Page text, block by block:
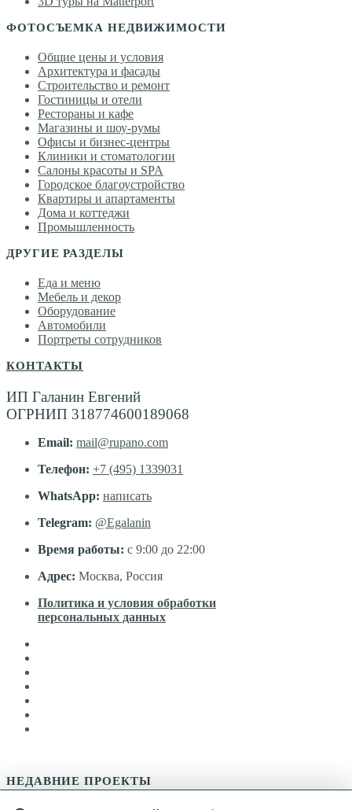
ФОТОСЪЕМКА НЕДВИЖИМОСТИ
Общие цены и условия
Архитектура и фасады
Строительство и ремонт
Гостиницы и отели
Рестораны и кафе
Магазины и шоу-румы
Офисы и бизнес-центры
Клиники и стоматологии
Салоны красоты и SPA
Городское благоустройство
Квартиры и апартаменты
Дома и коттеджи
Промышленность
ДРУГИЕ РАЗДЕЛЫ
Еда и меню
Мебель и декор
Оборудование
Автомобили
Портреты сотрудников
КОНТАКТЫ
ИП Галанин Евгений
ОГРНИП 318774600189068
Email: mail@rupano.com
Телефон: +7 (495) 1339031
WhatsApp: написать
Telegram: @Egalanin
Время работы: с 9:00 до 22:00
Адрес: Москва, Россия
Политика и условия обработки
персональных данных
НЕДАВНИЕ ПРОЕКТЫ